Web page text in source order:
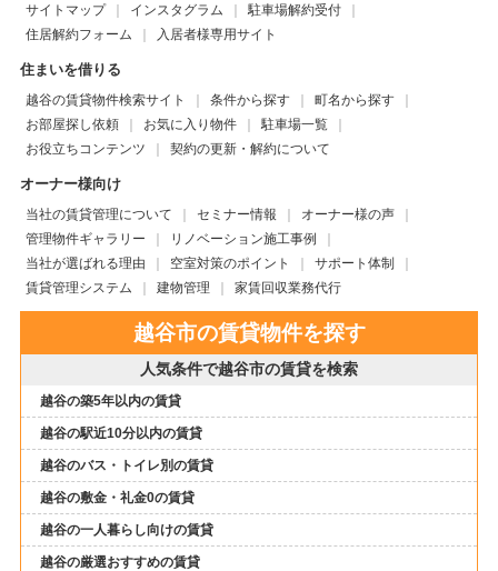
サイトマップ
インスタグラム
駐車場解約受付
住居解約フォーム
入居者様専用サイト
住まいを借りる
越谷の賃貸物件検索サイト 条件から探す
町名から探す
お部屋探し依頼
お気に入り物件
駐車場一覧
お役立ちコンテンツ
契約の更新・解約について
オーナー様向け
当社の賃貸管理について セミナー情報
オーナー様の声
管理物件ギャラリー
リノベーション施工事例
当社が選ばれる理由
空室対策のポイント
サポート体制
賃貸管理システム
建物管理 家賃回収業務代行
越谷市の賃貸物件を探す
人気条件で越谷市の賃貸を検索
越谷の築5年以内の賃貸
越谷の駅近10分以内の賃貸
越谷のバス・トイレ別の賃貸
越谷の敷金・礼金0の賃貸
越谷の一人暮らし向けの賃貸
越谷の厳選おすすめの賃貸